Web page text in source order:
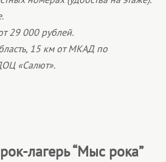
29 000 рублей.
15 км от МКАД по
«Салют».
лагерь “Мыс рока”